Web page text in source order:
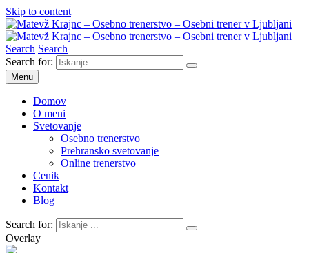
Skip to content
Matevž Krajnc – Osebno trenerstvo – Osebni trener v Ljubljani
Osebno trenerstvo
Search Search
Search for:
Menu
Domov
O meni
Svetovanje
Osebno trenerstvo
Prehransko svetovanje
Online trenerstvo
Cenik
Kontakt
Blog
Search for:
Overlay